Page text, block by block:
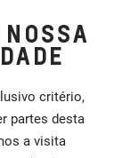
critério,
partes desta
a visita